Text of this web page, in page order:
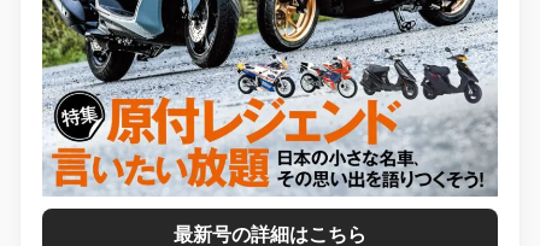
最新号の詳細はこちら